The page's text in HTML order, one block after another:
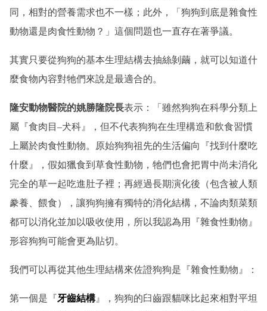
同，相對的營養需求也不一樣；此外，「狗狗到底是雜食性
動物還是肉食性動物？」這個問題也一直存在著爭議。
其實只要從狗狗的基本生理結構去抽絲剝繭，就可以知道什
麼食物內容對牠們來說是最適合的。
隆安動物醫院的姚勝隆院長表示：「雖然狗狗在科學分類上
屬『食肉目–犬科』，但不代表狗狗在生理構造和飲食習慣
上屬於肉食性動物。原始狗狗祖先的生活偏向『找到什麼吃
什麼』，假如獵食到草食性動物，牠們也會把胃中尚未消化
完全的草一起吃進肚子裡；再經過長期演化後（包含被人類
豢養、餵食），讓狗狗擁有獨特的消化結構，不論肉類菜類
都可以消化並加以吸收使用，所以我認為用『雜食性動物』
形容狗狗可能會更為貼切。
我們可以再從其他生理結構來佐證狗狗是『雜食性動物』：
第一個是『牙齒結構』，狗狗的臼齒跟貓咪比起來相對平坦